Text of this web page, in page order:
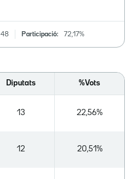
48 Participació: 72,17%
Diputats %Vots
13 22,56%
12 20,51%